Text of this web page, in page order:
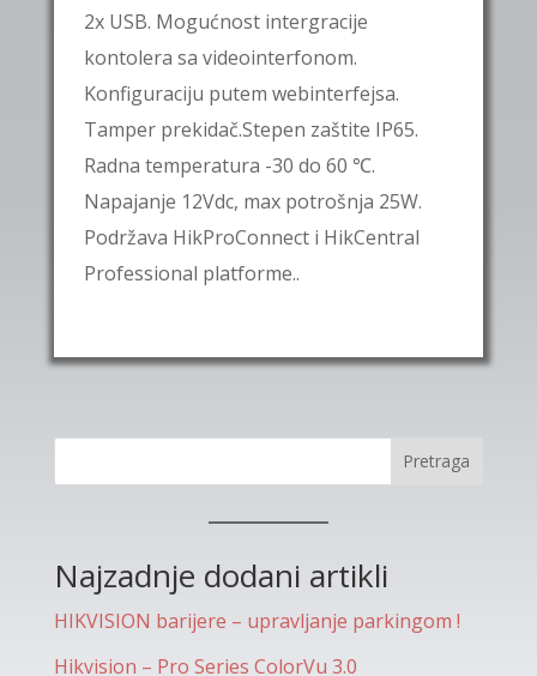
2x USB. Mogućnost intergracije
kontolera sa videointerfonom.
Konfiguraciju putem webinterfejsa.
Tamper prekidač.Stepen zaštite IP65.
Radna temperatura -30 do 60 ℃.
Napajanje 12Vdc, max potrošnja 25W.
Podržava HikProConnect i HikCentral
Professional platforme..
Pretraga
Najzadnje dodani artikli
HIKVISION barijere – upravljanje parkingom !
Hikvision – Pro Series ColorVu 3.0